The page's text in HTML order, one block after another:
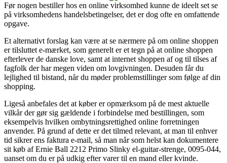
Før nogen bestiller hos en online virksomhed kunne de ideelt set se
på virksomhedens handelsbetingelser, det er dog ofte en omfattende
opgave.
Et alternativt forslag kan være at se nærmere på om online shoppen
er tilsluttet e-mærket, som generelt er et tegn på at online shoppen
efterlever de danske love, samt at internet shoppen af og til tilses af
fagfolk der har megen viden om lovgivningen. Desuden får du
lejlighed til bistand, når du møder problemstillinger som følge af din
shopping.
Ligeså anbefales det at køber er opmærksom på de mest aktuelle
vilkår der gør sig gældende i forbindelse med bestillingen, som
eksempelvis hvilken ombytningsrettighed online forretningen
anvender. På grund af dette er det tilmed relevant, at man til enhver
tid sikrer ens faktura e-mail, så man når som helst kan dokumentere
sit køb af Ernie Ball 2212 Primo Slinky el-guitar-strenge, 0095-044,
uanset om du er på udkig efter varer til en mand eller kvinde.